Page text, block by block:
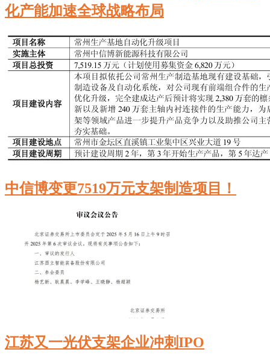
化产能加速全球战略布局
中信博变更7519万元支架制造项目！
江苏又一光伏支架企业冲刺IPO